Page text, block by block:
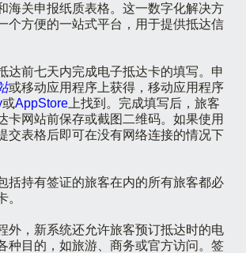
海关申报纸质表格。这一数字化解决方
个方便的一站式平台，用于提供抵达信
达前七天内完成电子抵达卡的填写。申
或移动应用程序上获得，移动应用程序
或AppStore 上找到。完成填写后，旅客
卡网站前保存或截图二维码。如果使用
交表格后即可在没有网络连接的情况下
括持有签证的旅客在内的所有旅客都必
。
外，新系统还允许旅客预订抵达时的电
种目的，如旅游、商务或官方访问。签